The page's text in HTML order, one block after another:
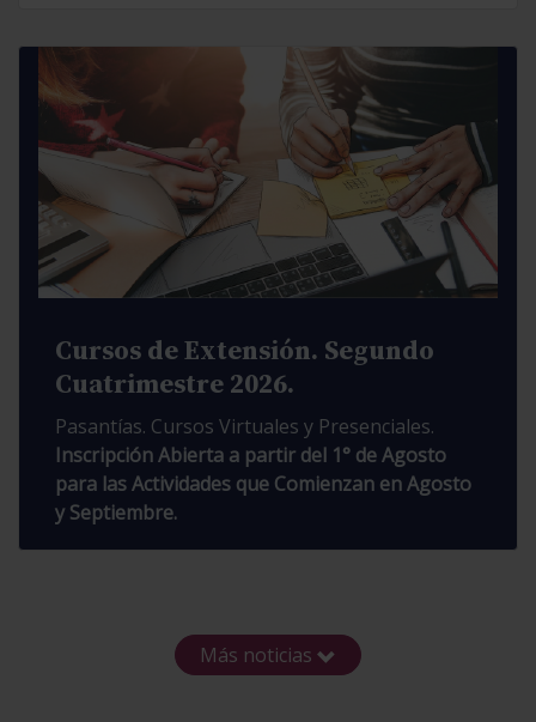
Cursos de Extensión. Segundo
Cuatrimestre 2026.
Pasantías. Cursos Virtuales y Presenciales.
Inscripción Abierta a partir del 1° de Agosto
para las Actividades que Comienzan en Agosto
y Septiembre.
Más noticias